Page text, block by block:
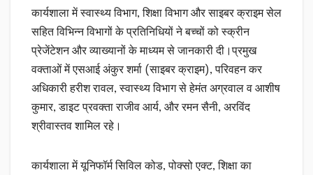
कार्यशाला में स्वास्थ्य विभाग, शिक्षा विभाग और साइबर क्राइम सेल
सहित विभिन्न विभागों के प्रतिनिधियों ने बच्चों को स्क्रीन
प्रेजेंटेशन और व्याख्यानों के माध्यम से जानकारी दी।प्रमुख
वक्ताओं में एसआई अंकुर शर्मा (साइबर क्राइम), परिवहन कर
अधिकारी हरीश रावल, स्वास्थ्य विभाग से हेमंत अग्रवाल व आशीष
कुमार, डाइट प्रवक्ता राजीव आर्य, और रमन सैनी, अरविंद
श्रीवास्तव शामिल रहे।
कार्यशाला में यूनिफॉर्म सिविल कोड, पोक्सो एक्ट, शिक्षा का